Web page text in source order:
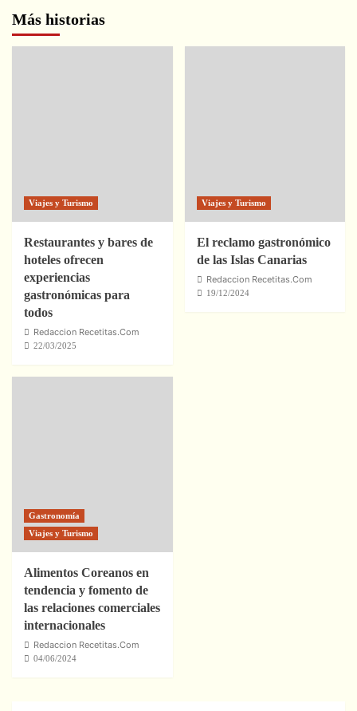
Más historias
Viajes y Turismo
Restaurantes y bares de
hoteles ofrecen
experiencias
gastronómicas para
todos
Redaccion Recetitas.Com
22/03/2025
Viajes y Turismo
El reclamo gastronómico
de las Islas Canarias
Redaccion Recetitas.Com
19/12/2024
Gastronomía
Viajes y Turismo
Alimentos Coreanos en
tendencia y fomento de
las relaciones comerciales
internacionales
Redaccion Recetitas.Com
04/06/2024